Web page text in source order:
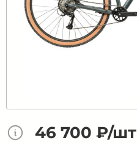
46 700 ₽/шт